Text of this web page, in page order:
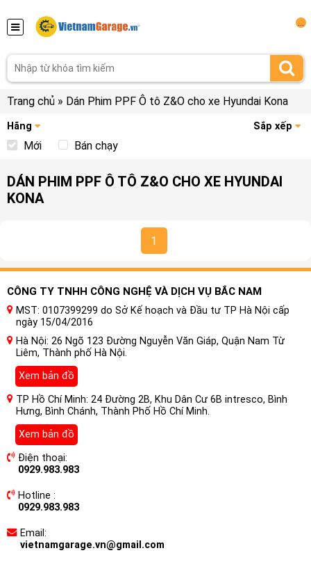
Trang chủ » Dán Phim PPF Ô tô Z&O cho xe Hyundai Kona
Hãng Sắp xếp
Mới Bán chạy
DÁN PHIM PPF Ô TÔ Z&O CHO XE HYUNDAI
KONA
1
CÔNG TY TNHH CÔNG NGHỆ VÀ DỊCH VỤ BẮC NAM
MST: 0107399299 do Sở Kế hoạch và Đầu tư TP Hà Nội cấp
ngày 15/04/2016
Hà Nội: 26 Ngõ 123 Đường Nguyễn Văn Giáp, Quận Nam Từ
Liêm, Thành phố Hà Nội.
Xem bản đồ
TP Hồ Chí Minh: 24 Đường 2B, Khu Dân Cư 6B intresco, Bình
Hưng, Bình Chánh, Thành Phố Hồ Chí Minh.
Xem bản đồ
Điện thoại:
0929.983.983
Hotline :
0929.983.983
Email:
vietnamgarage.vn@gmail.com